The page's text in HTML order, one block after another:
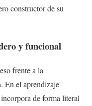
constructor de su
y funcional
frente a la
En el aprendizaje
de forma literal